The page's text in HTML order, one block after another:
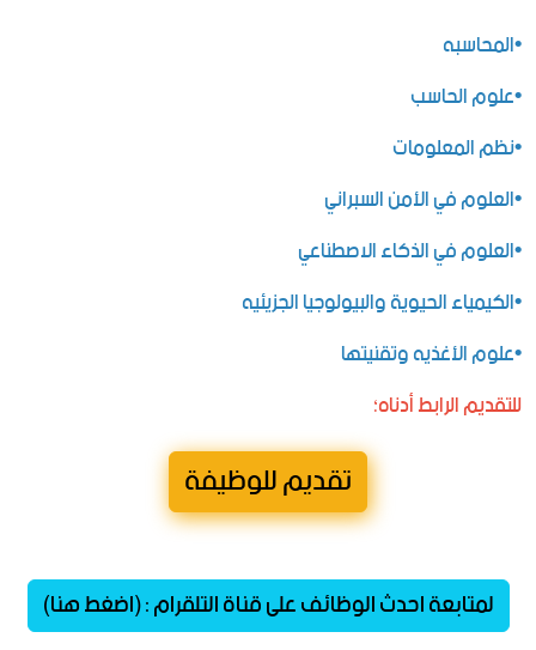
•المحاسبه
•علومالحاسب
•نظم المعلومات
•العلوم في الأمن السبراني
•العلوم في الذكاء الاصطناعي
•الكيمياء الحيوية والبيولوجيا الجزيئيه
•علوم الأغذيه وتقنيتها
للتقديم الرابط أدناه؛
تقديم للوظيفة
لمتابعة احدث الوظائف على قناة التلقرام : (اضغط هنا)